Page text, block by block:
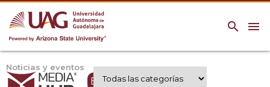
menu
search
Noticias y eventos
Expertos UAG